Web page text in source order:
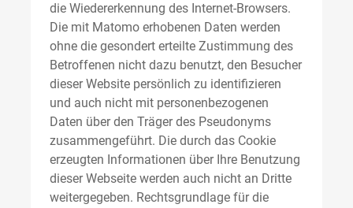
die Wiedererkennung des Internet-Browsers.
Die mit Matomo erhobenen Daten werden
ohne die gesondert erteilte Zustimmung des
Betroffenen nicht dazu benutzt, den Besucher
dieser Website persönlich zu identifizieren
und auch nicht mit personenbezogenen
Daten über den Träger des Pseudonyms
zusammengeführt. Die durch das Cookie
erzeugten Informationen über Ihre Benutzung
dieser Webseite werden auch nicht an Dritte
weitergegeben. Rechtsgrundlage für die